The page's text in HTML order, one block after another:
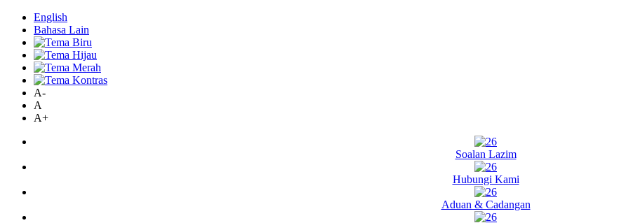
English
Bahasa Lain
A-
A
A+
Soalan Lazim
Hubungi Kami
Aduan & Cadangan